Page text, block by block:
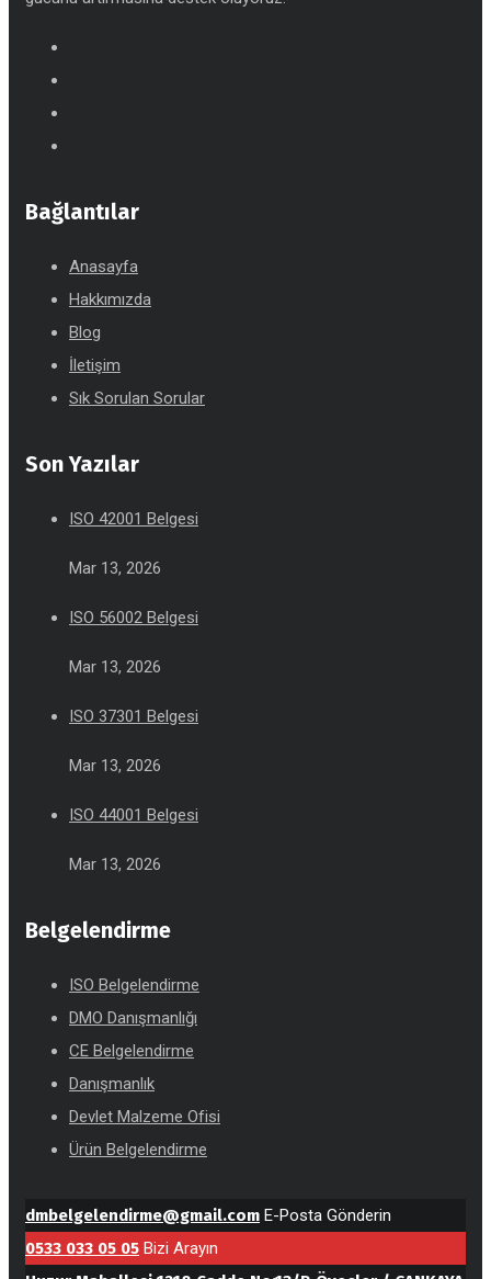
Bağlantılar
Anasayfa
Hakkımızda
Blog
İletişim
Sık Sorulan Sorular
Son Yazılar
ISO 42001 Belgesi
Mar 13, 2026
ISO 56002 Belgesi
Mar 13, 2026
ISO 37301 Belgesi
Mar 13, 2026
ISO 44001 Belgesi
Mar 13, 2026
Belgelendirme
ISO Belgelendirme
DMO Danışmanlığı
CE Belgelendirme
Danışmanlık
Devlet Malzeme Ofisi
Ürün Belgelendirme
dmbelgelendirme@gmail.com E-Posta Gönderin
0533 033 05 05 Bizi Arayın